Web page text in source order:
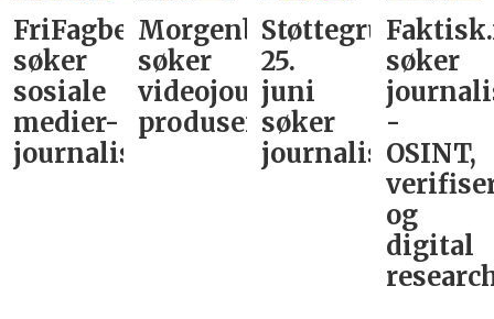
FriFagbevegelse
søker
sosiale
medier-
journalist
Morgenbladet
søker
videojournalist/podkast-
produsent
Støttegruppa
25.
juni
søker
journalist
søker
-
OSINT,
og
digital